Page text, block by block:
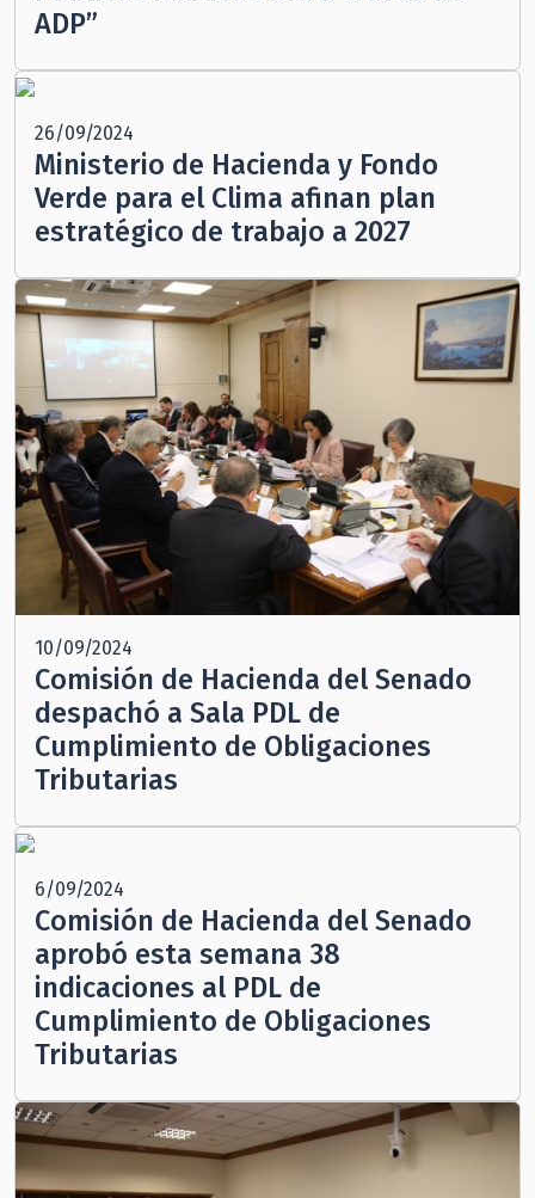
ADP”
26/09/2024
Ministerio de Hacienda y Fondo
Verde para el Clima afinan plan
estratégico de trabajo a 2027
10/09/2024
Comisión de Hacienda del Senado
despachó a Sala PDL de
Cumplimiento de Obligaciones
Tributarias
6/09/2024
Comisión de Hacienda del Senado
aprobó esta semana 38
indicaciones al PDL de
Cumplimiento de Obligaciones
Tributarias